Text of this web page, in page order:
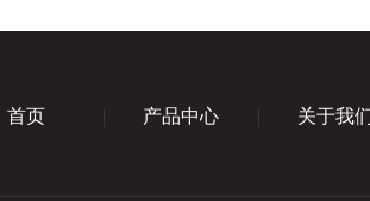
首页 产品中心 关于我